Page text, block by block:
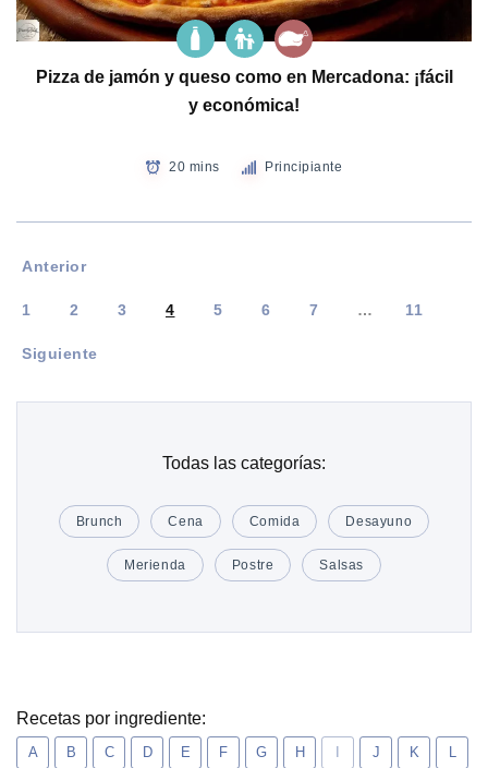
Pizza de jamón y queso como en Mercadona: ¡fácil
y económica!
20 mins Principiante
Anterior
1 2 3 4 5 6 7 … 11
Siguiente
Todas las categorías:
Brunch Cena Comida Desayuno
Merienda Postre Salsas
Recetas por ingrediente:
A B C D E F G H J K L